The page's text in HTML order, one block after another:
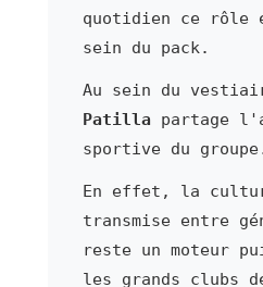
quotidien ce rôle
sein du pack.
Au sein du
Patilla partage
sportive du
En effet, la
transmise entre
reste un moteur
les grands clubs